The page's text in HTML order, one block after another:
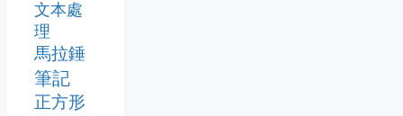
文本處
理
馬拉錘
筆記
正方形